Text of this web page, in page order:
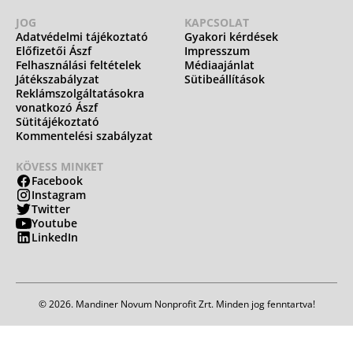
JOG
Adatvédelmi tájékoztató
Előfizetői Ászf
Felhasználási feltételek
Játékszabályzat
Reklámszolgáltatásokra
vonatkozó Ászf
Sütitájékoztató
Kommentelési szabályzat
KAPCSOLAT
Gyakori kérdések
Impresszum
Médiaajánlat
Sütibeállítások
KÖVESS MINKET
Facebook
Instagram
Twitter
Youtube
LinkedIn
© 2026. Mandiner Novum Nonprofit Zrt. Minden jog fenntartva!